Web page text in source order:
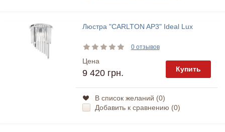
Люстра "CARLTON AP3" Ideal Lux
0 отзывов
Цена
9 420 грн. Купить
В список желаний (0)
Добавить к сравнению (0)